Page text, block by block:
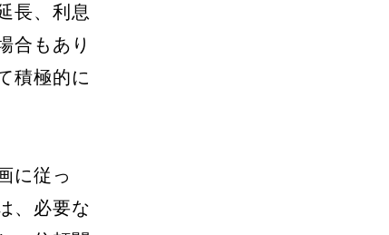
長、利息
合もあり
積極的に
に従っ
、必要な